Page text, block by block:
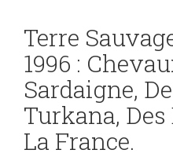
Terre
1996 :
Sardaigne,
Turkana,
La France.